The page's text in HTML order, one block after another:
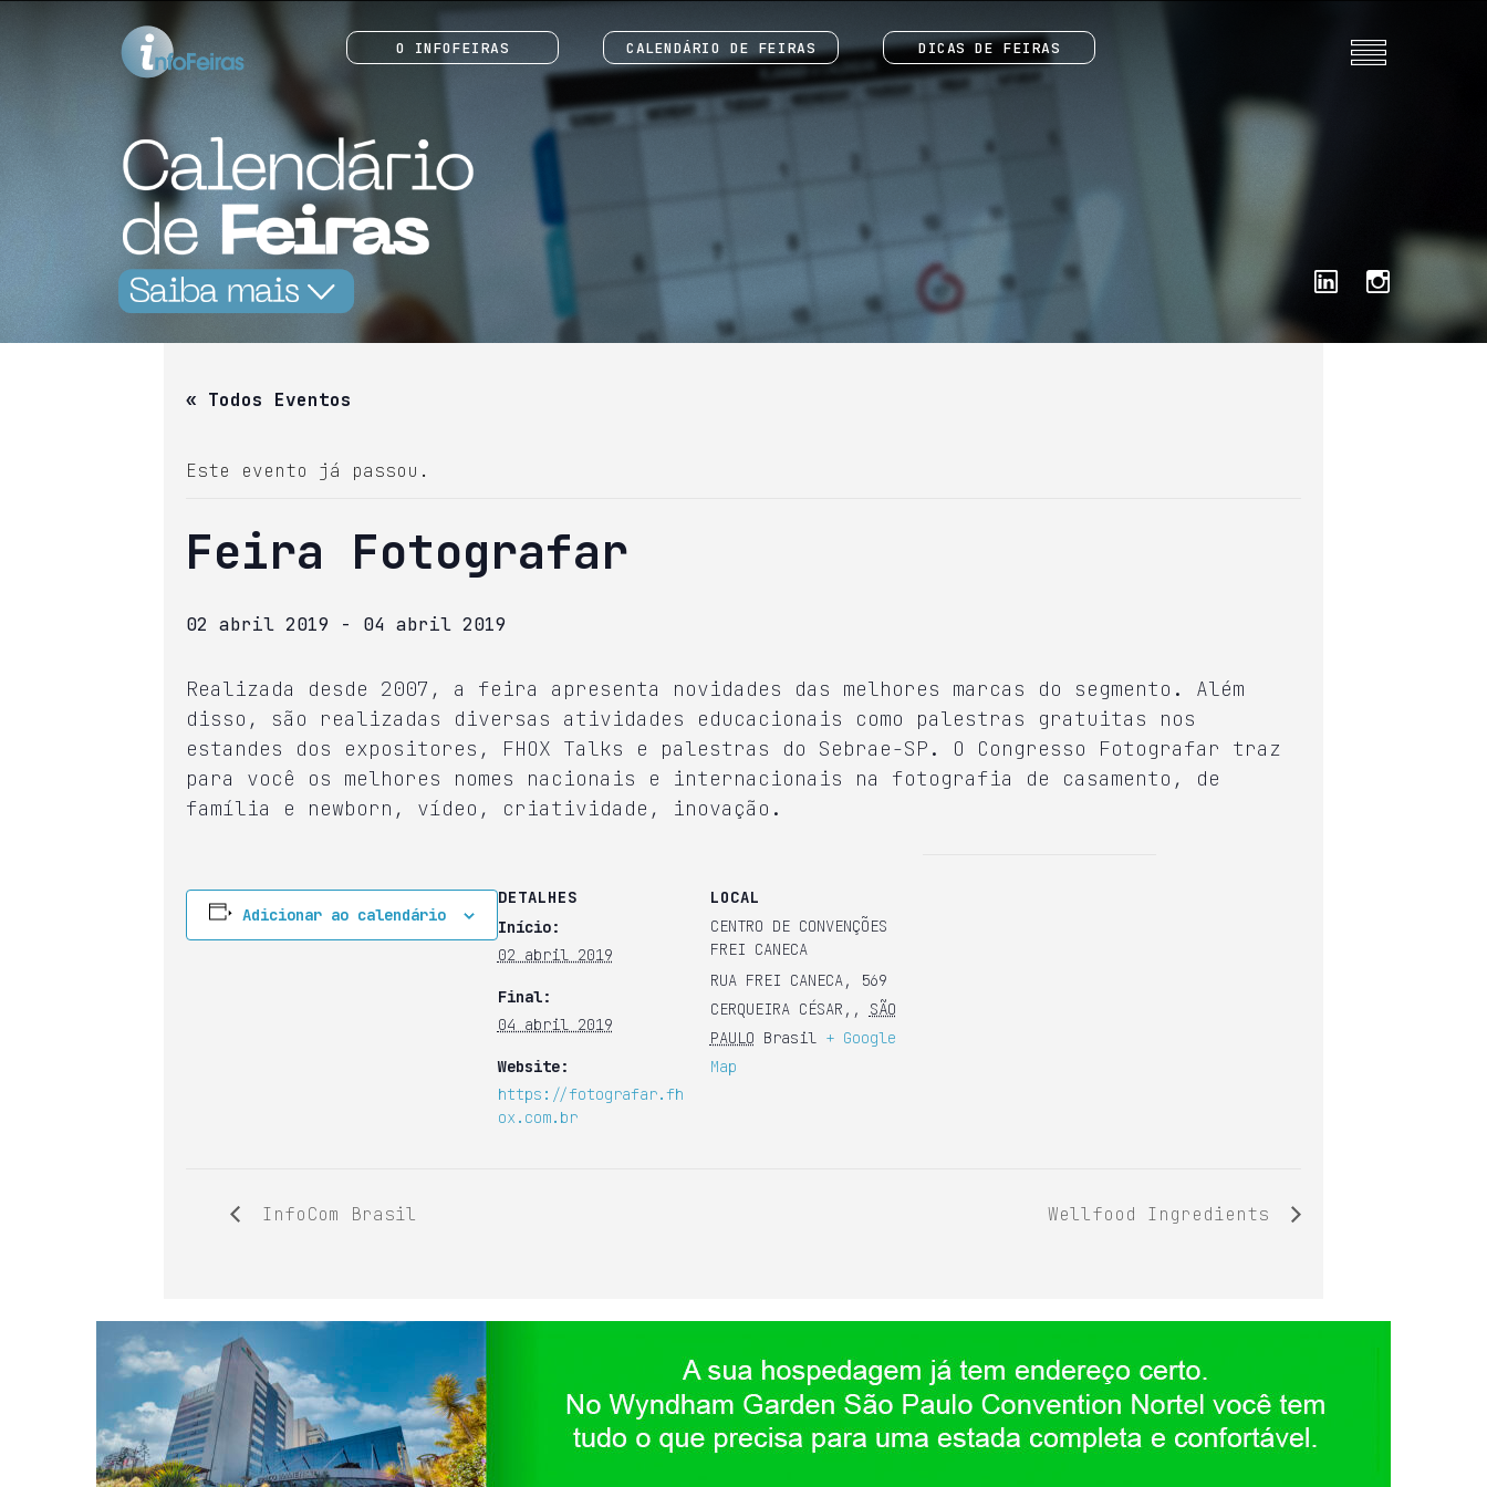
O INFOFEIRAS CALENDÁRIO DE FEIRAS DICAS DE FEIRAS
« Todos Eventos
Este evento já passou.
Feira Fotografar
02 abril 2019 - 04 abril 2019
Realizada desde 2007, a feira apresenta novidades das melhores marcas do segmento. Além
disso, são realizadas diversas atividades educacionais como palestras gratuitas nos
estandes dos expositores, FHOX Talks e palestras do Sebrae-SP. O Congresso Fotografar traz
para você os melhores nomes nacionais e internacionais na fotografia de casamento, de
família e newborn, vídeo, criatividade, inovação.
Adicionar ao calendário
DETALHES
Início:
02 abril 2019
Final:
04 abril 2019
Website:
https://fotografar.fh
ox.com.br
LOCAL
CENTRO DE CONVENÇÕES
FREI CANECA
RUA FREI CANECA, 569
CERQUEIRA CÉSAR, ,
SÃO
PAULO Brasil + Google
Map
InfoCom Brasil Wellfood Ingredients